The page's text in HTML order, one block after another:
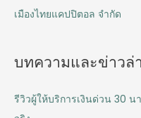
เมืองไทยแคปปิตอล จำกัด
บทความและข่าวล่
รีวิวผู้ให้บริการเงินด่วน 30